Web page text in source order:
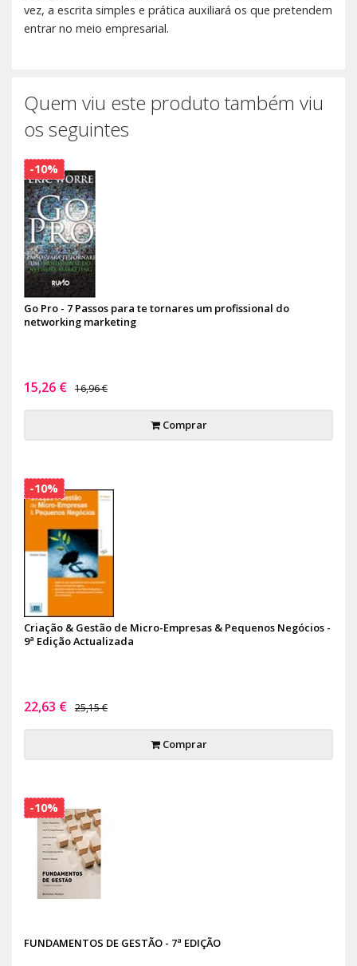
vez, a escrita simples e prática auxiliará os que pretendem
entrar no meio empresarial.
Quem viu este produto também viu
os seguintes
Go Pro - 7 Passos para te tornares um profissional do
networking marketing
15,26 € 16,96 €
Comprar
-10%
Criação & Gestão de Micro-Empresas & Pequenos Negócios -
9ª Edição Actualizada
22,63 € 25,15 €
Comprar
-10%
FUNDAMENTOS DE GESTÃO - 7ª EDIÇÃO
-10%